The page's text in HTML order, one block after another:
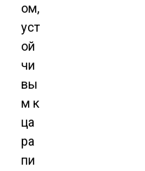
ом,
уст
ой
чи
вы
м к
ца
ра
пи